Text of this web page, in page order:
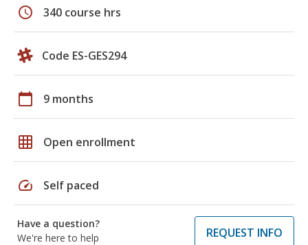
schedule 340 course hrs
Code ES-GES294
calendar_today 9 months
grid_on Open enrollment
speed Self paced
Have a question?
We're here to help
REQUEST INFO